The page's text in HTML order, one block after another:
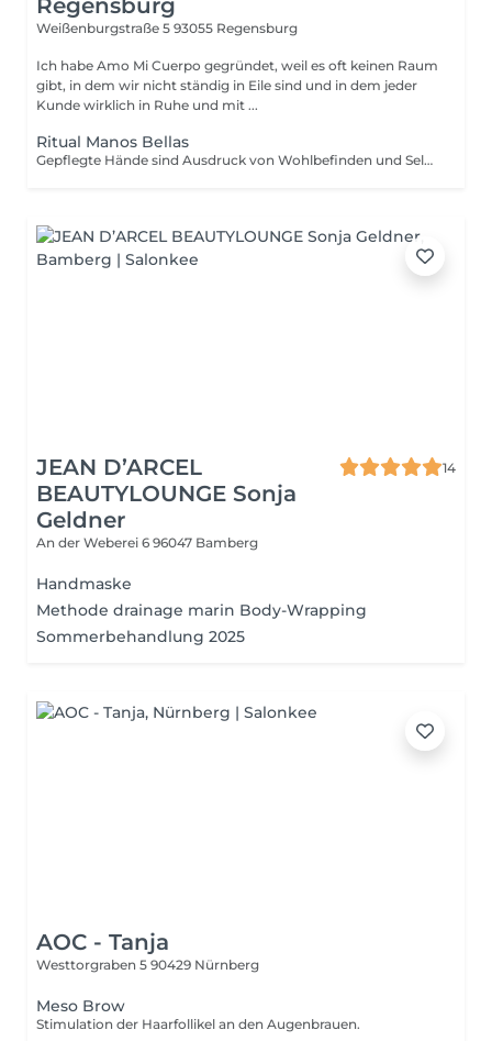
Regensburg
Weißenburgstraße 5 93055 Regensburg
Ich habe Amo Mi Cuerpo gegründet, weil es oft keinen Raum
gibt, in dem wir nicht ständig in Eile sind und in dem jeder
Kunde wirklich in Ruhe und mit ...
Ritual Manos Bellas
Gepflegte Hände sind Ausdruck von Wohlbefinden und Selbstfürsorge. Mit unserem Ritual Wohlfühlhände schenken Sie Ihrer Haut Geschmeidigkeit, Ihre Nägel werden kräftiger und gesund aussehend, und Ihre Hände wirken insgesamt frischer und gepflegter. Regelmäßige Pflege schützt vor Trockenheit und sorgt für ein angenehmes Hautgefühl im Alltag. Im Rahmen des Rituals werden Ihre Hände sanft gereinigt, die Nägel sorgfältig gefeilt und geformt sowie die Nagelhaut schonend entfernt. So erhalten Ihre Hände die Pflege, die sie verdienen unkompliziert und effektiv.
JEAN D’ARCEL
BEAUTYLOUNGE Sonja
Geldner
14
An der Weberei 6 96047 Bamberg
Handmaske
Methode drainage marin Body-Wrapping
Sommerbehandlung 2025
AOC - Tanja
Westtorgraben 5 90429 Nürnberg
Meso Brow
Stimulation der Haarfollikel an den Augenbrauen.